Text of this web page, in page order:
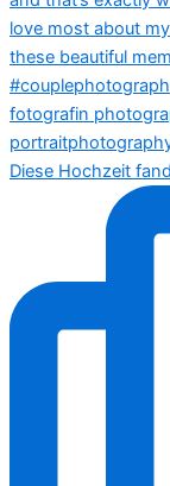
Diese Hochzeit